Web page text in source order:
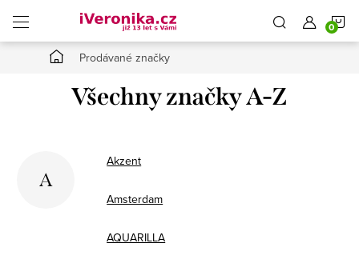
obsah
DomůProdávané značky
Všechny značky A-Z
A
Akzent
Amsterdam
AQUARILLA